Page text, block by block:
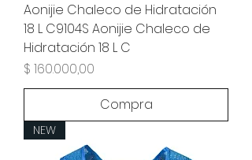
Aonijie Chaleco de Hidratación
18 L C9104S Aonijie Chaleco de
Hidratación 18 L C
Precio
$ 160.000,00
Compra
NEW